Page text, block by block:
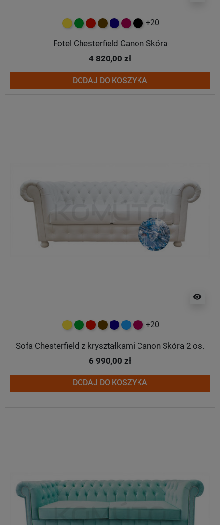
żółtyzielonyczerwony
czekoladowy
granatowy
malinowy
czarny
+20
Fotel Chesterfield Canon Skóra
4 820,00 zł
DODAJ DO KOSZYKA
visibility
żółtyzielonyczerwony
czekoladowy
granatowy
niebieski
malinowy
+20
Sofa Chesterfield z kryształkami Canon Skóra 2 os.
6 990,00 zł
DODAJ DO KOSZYKA